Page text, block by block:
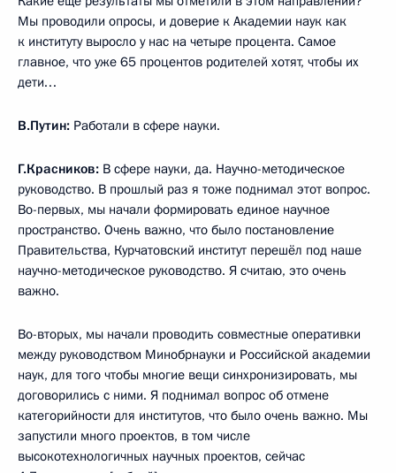
Мы проводили опросы, и доверие к Академии наук как
к институту выросло у нас на четыре процента. Самое
главное, что уже 65 процентов родителей хотят, чтобы их
дети…
В.Путин: Работали в сфере науки.
Г.Красников: В сфере науки, да. Научно-методическое
руководство. В прошлый раз я тоже поднимал этот вопрос.
Во-первых, мы начали формировать единое научное
пространство. Очень важно, что было постановление
Правительства, Курчатовский институт перешёл под наше
научно-методическое руководство. Я считаю, это очень
важно.
Во-вторых, мы начали проводить совместные оперативки
между руководством Минобрнауки и Российской академии
наук, для того чтобы многие вещи синхронизировать, мы
договорились с ними. Я поднимал вопрос об отмене
категорийности для институтов, что было очень важно. Мы
запустили много проектов, в том числе
высокотехнологичных научных проектов, сейчас